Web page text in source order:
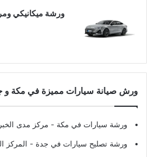
ورشة ميكانيكي
ورش صيانة سيارات مميزة في مكة و
ورشة سيارات في مكة - مركز مدى
ورشة تصليح سيارات في جدة - المركز